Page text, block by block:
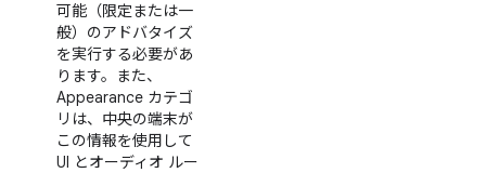
可能（限定または一
般）のアドバタイズ
を実行する必要があ
ります。また、
Appearance カテゴ
リは、中央の端末が
この情報を使用して
UI とオーディオ ルー